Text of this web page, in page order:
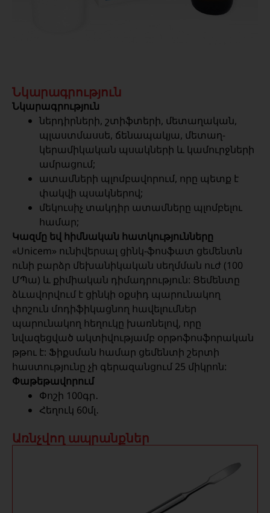
Նկարագրություն
Նկարագրություն
ներդիրների, շտիֆտերի, մետաղական,
պլաստմասսե, ճենապակյա, մետաղ-
կերամիկական պսակների և կամուրջների
ամրացում;
ատամների պլոմբավորում, որը պետք է
փակվի պսակներով;
մեկուսիչ տակդիր ատամները պլոմբելու
համար;
Կազմը եվ հիմնական հատկությունները
«Unicem» ունիվերսալ ցինկ-ֆոսֆատ ցեմենտն
ունի բարձր մեխանիկական սեղմման ուժ (100
ՄՊա) և քիմիական դիմադրություն: Ցեմենտը
ձևավորվում է ցինկի օքսիդ պարունակող
փոշուն մոդիֆիկացնող հավելումներ
պարունակող հեղուկը խառնելով, որը
նվազեցված ակտիվությամբ օրթոֆոսֆորական
թթու է: Ֆիքսման համար ցեմենտի շերտի
հաստությունը չի գերազանցում 25 միկրոն:
Փաթեթավորում
Փոշի 100գր․
Հեղուկ 60մլ․
Առնչվող ապրանքներ